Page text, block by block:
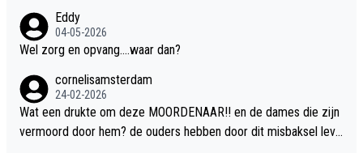
Eddy
04-05-2026
Wel zorg en opvang....waar dan?
cornelisamsterdam
24-02-2026
Wat een drukte om deze MOORDENAAR!! en de dames die zijn
vermoord door hem? de ouders hebben door dit misbaksel leve